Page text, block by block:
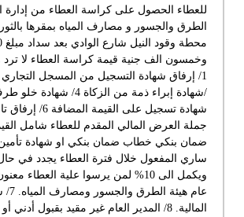
للعطاء الحصول على كراسة العطاء من إدارة
وخمسون الف جنية قيمة كراسة العطاء لا ترد
جملة العرض المالي المقدم للعطاء شامل
ضمان بنكي خطاب ضمان بنكي او شهادة
ساري المفعول خلال فترة العطاء يجدد في حال
ويكمل الى 10% لمن يرسوا علية العطاء
عام
المالية. 8/ المدير العام غير مقيد بقبول